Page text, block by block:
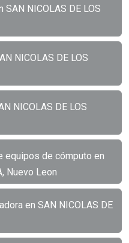
NICOLAS DE LOS
NICOLAS DE LOS
NICOLAS DE LOS
equipos de cómputo en
Nuevo Leon
en SAN NICOLAS DE